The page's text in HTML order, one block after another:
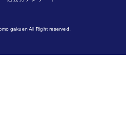
gakuen All Right reserved.